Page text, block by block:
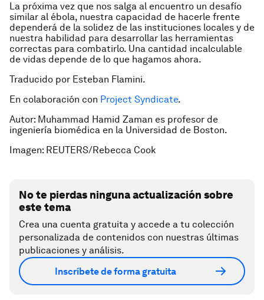
La próxima vez que nos salga al encuentro un desafío
similar al ébola, nuestra capacidad de hacerle frente
dependerá de la solidez de las instituciones locales y de
nuestra habilidad para desarrollar las herramientas
correctas para combatirlo. Una cantidad incalculable
de vidas depende de lo que hagamos ahora.
Traducido por Esteban Flamini.
En colaboración con Project Syndicate.
Autor: Muhammad Hamid Zaman es profesor de
ingeniería biomédica en la Universidad de Boston.
Imagen: REUTERS/Rebecca Cook
No te pierdas ninguna actualización sobre
este tema
Crea una cuenta gratuita y accede a tu colección
personalizada de contenidos con nuestras últimas
publicaciones y análisis.
Inscríbete de forma gratuita